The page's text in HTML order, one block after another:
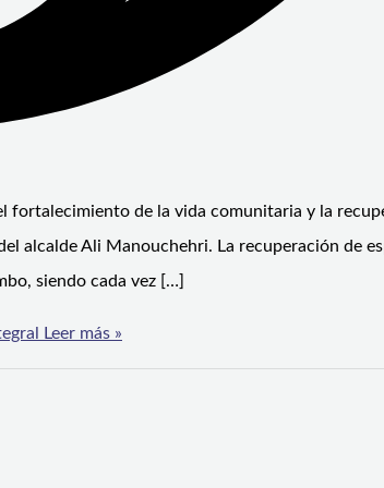
fortalecimiento de la vida comunitaria y la
alcalde Ali Manouchehri. La recuperación de
siendo cada vez […]
Leer más »